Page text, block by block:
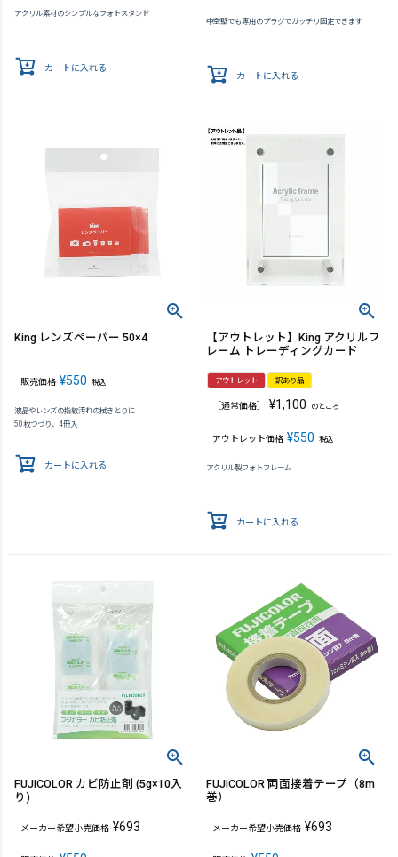
アクリル素材のシンプルなフォトスタンド
カートに入れる
中空壁でも専用のプラグでガッチリ固定できます
カートに入れる
King レンズペーパー 50×4
販売価格 ¥550 税込
液晶やレンズの指紋汚れの拭きとりに
50枚つづり、4冊入
カートに入れる
【アウトレット】King アクリルフ
レーム トレーディングカード
アウトレット 訳あり品
［通常価格］ ¥1,100 のところ
アウトレット価格 ¥550 税込
アクリル製フォトフレーム
カートに入れる
FUJICOLOR カビ防止剤 (5g×10入
り)
メーカー希望小売価格 ¥693
FUJICOLOR 両面接着テープ（8m
巻）
メーカー希望小売価格 ¥693